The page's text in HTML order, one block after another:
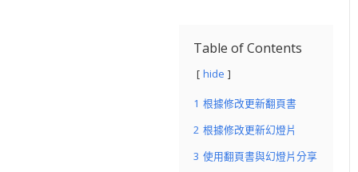
Table of Contents
hide
1 根據修改更新翻頁書
2 根據修改更新幻燈片
3 使用翻頁書與幻燈片分享